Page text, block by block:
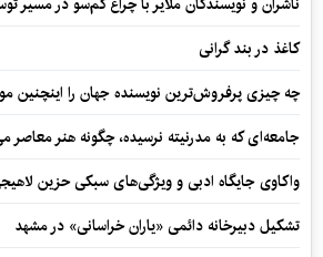
کاغذ در بند گرانی
چه چیزی پرفروش‌ترین نویسنده جهان را اینچنین
جامعه‌ای که به مدرنیته نرسیده، چگونه هنر معاصر
واکاوی جایگاه ادبی و ویژگی‌های سبکی حزین
تشکیل دبیرخانه دائمی «یاران خراسانی» در مشهد